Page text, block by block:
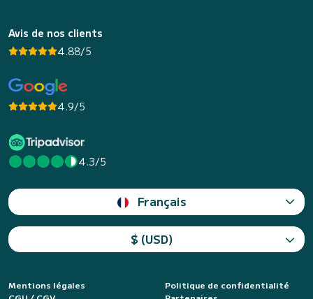
Avis de nos clients
4.88/5
4.9/5
4.3/5
Français
$ (USD)
Mentions légales
Politique de confidentialité